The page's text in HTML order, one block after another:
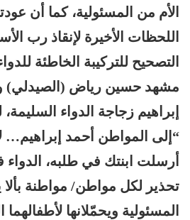
الأم من المسئولية، كما أن
اللحظات الأخيرة لإنقاذ رب
التصحيح للتركيبة الخاطئة
مشهد حسين رياض (الصيدلي)
إبراهيم زجاجة الدواء السليمة،
“إلى المواطن أحمد إبراهيم…
أرسلت ابنتك في طلبه،
تحذير لكل مواطن/ مواطنة بألا
المسئولية ويحمّلانها